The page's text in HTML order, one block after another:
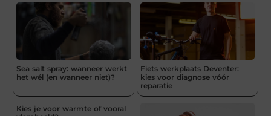
Sea salt spray: wanneer werkt
het wél (en wanneer niet)?
Fiets werkplaats Deventer:
kies voor diagnose vóór
reparatie
Kies je voor warmte of vooral